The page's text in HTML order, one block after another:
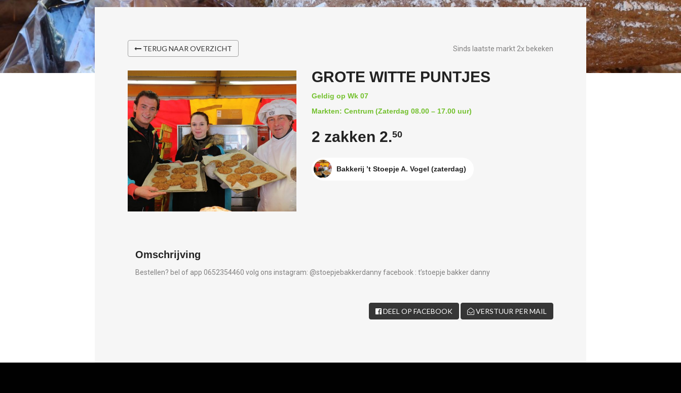
TERUG NAAR OVERZICHT Sinds laatste markt 2x bekeken
GROTE WITTE PUNTJES
Geldig op Wk 07
Markten: Centrum (Zaterdag 08.00 – 17.00 uur)
2 zakken 2.50
Bakkerij ’t Stoepje A. Vogel (zaterdag)
Omschrijving
Bestellen? bel of app 0652354460 volg ons instagram: @stoepjebakkerdannyfacebook : t’stoepje bakker danny
DEEL OP FACEBOOK VERSTUUR PER MAIL